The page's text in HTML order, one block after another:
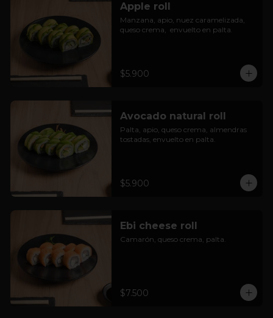
Apple roll
Manzana, apio, nuez caramelizada,
queso crema,  envuelto en palta.
$5.900
Avocado natural roll
Palta, apio, queso crema, almendras
tostadas, envuelto en palta.
$5.900
Ebi cheese roll
Camarón, queso crema, palta.
$7.500